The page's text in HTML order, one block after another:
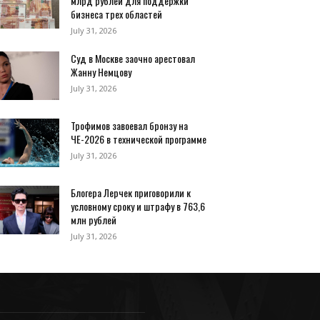
бизнеса трех областей
July 31, 2026
Суд в Москве заочно арестовал
Жанну Немцову
July 31, 2026
Трофимов завоевал бронзу на
ЧЕ-2026 в технической программе
July 31, 2026
Блогера Лерчек приговорили к
условному сроку и штрафу в 763,6
млн рублей
July 31, 2026